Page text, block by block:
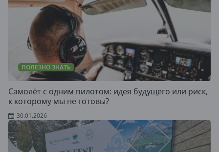
ПОЛЕЗНО ЗНАТЬ
Самолёт с одним пилотом: идея будущего или риск,
к которому мы не готовы?
30.01.2026